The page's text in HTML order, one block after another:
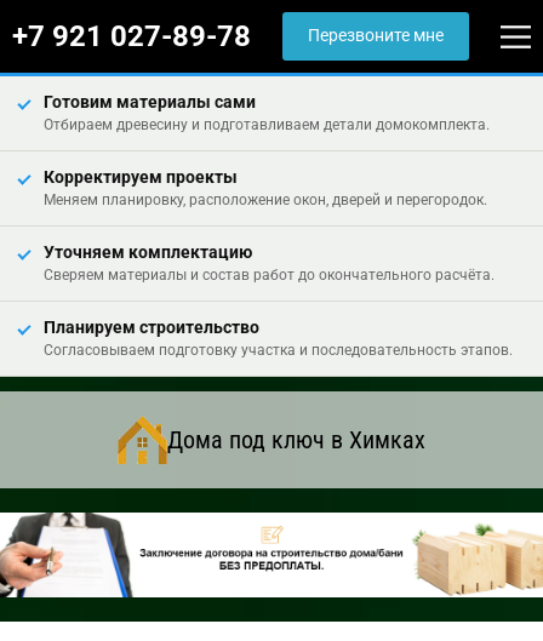
+7 921 027-89-78 Перезвоните мне
Готовим материалы сами
Отбираем древесину и подготавливаем детали домокомплекта.
Корректируем проекты
Меняем планировку, расположение окон, дверей и перегородок.
Уточняем комплектацию
Сверяем материалы и состав работ до окончательного расчёта.
Планируем строительство
Согласовываем подготовку участка и последовательность этапов.
Дома под ключ в Химках